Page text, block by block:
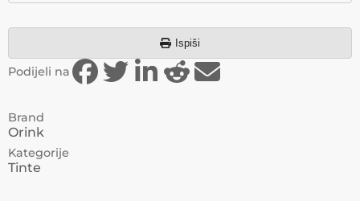
Ispiši
Podijeli na
Brand
Orink
Kategorije
Tinte